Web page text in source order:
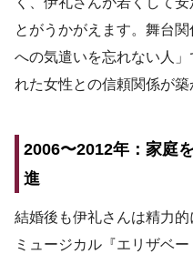
とがうかがえます。舞台
への気遣いを忘れない人
れた女性との信頼関係が築
2006〜2012年：家庭
進
結婚後も伊礼さんは精力
ミュージカル『エリザベ